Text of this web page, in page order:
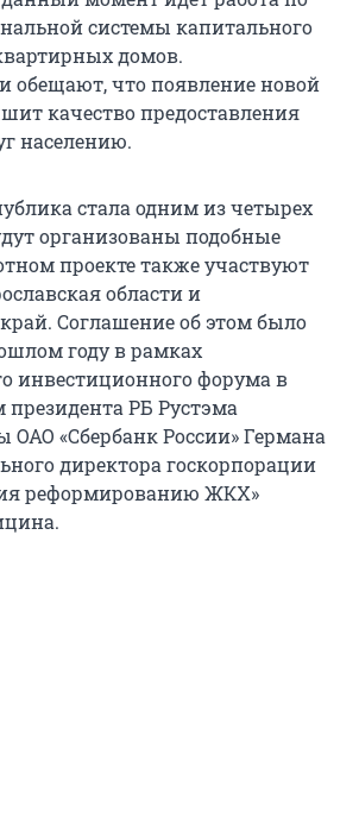
системы капитального
домов.
что появление новой
качество предоставления
населению.
стала одним из четырех
организованы подобные
проекте также участвуют
области и
Соглашение об этом было
году в рамках
инвестиционного форума в
президента РБ Рустэма
ОАО «Сбербанк России» Германа
директора госкорпорации
реформированию ЖКХ»